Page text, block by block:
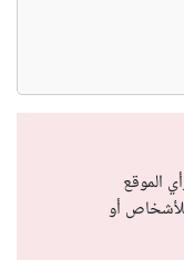
الموقع
أو